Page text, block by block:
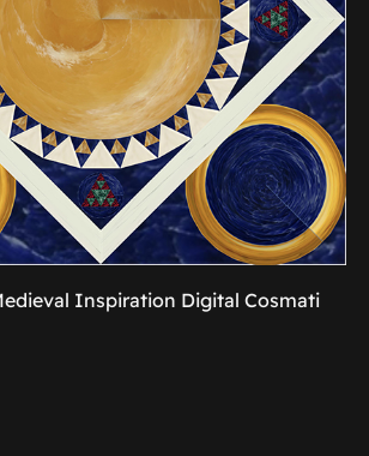
Inspiration Digital Cosmati